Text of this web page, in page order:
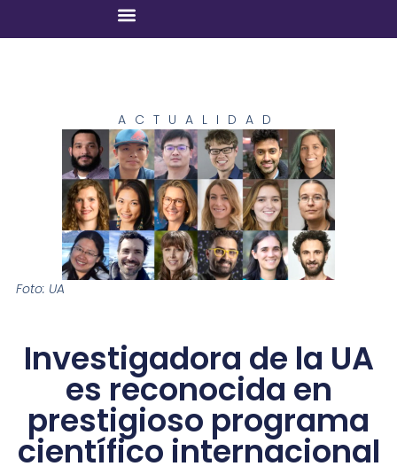
ACTUALIDAD
Foto: UA
Investigadora de la UA
es reconocida en
prestigioso programa
científico internacional